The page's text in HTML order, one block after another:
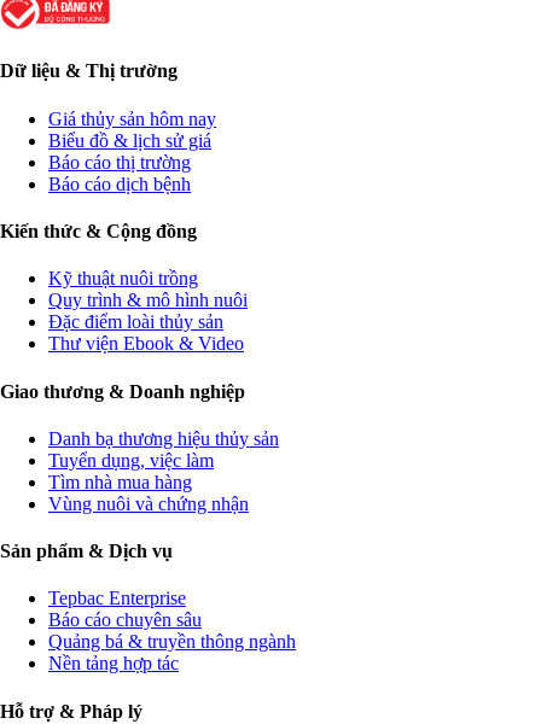
Dữ liệu & Thị trường
Giá thủy sản hôm nay
Biểu đồ & lịch sử giá
Báo cáo thị trường
Báo cáo dịch bệnh
Kiến thức & Cộng đồng
Kỹ thuật nuôi trồng
Quy trình & mô hình nuôi
Đặc điểm loài thủy sản
Thư viện Ebook & Video
Giao thương & Doanh nghiệp
Danh bạ thương hiệu thủy sản
Tuyển dụng, việc làm
Tìm nhà mua hàng
Vùng nuôi và chứng nhận
Sản phẩm & Dịch vụ
Tepbac Enterprise
Báo cáo chuyên sâu
Quảng bá & truyền thông ngành
Nền tảng hợp tác
Hỗ trợ & Pháp lý